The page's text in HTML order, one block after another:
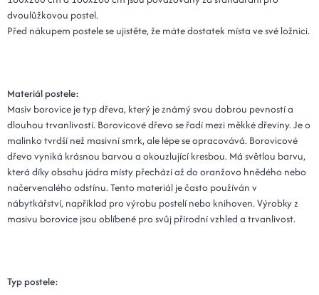
dvoulůžkovou postel.
Před nákupem postele se ujistěte, že máte dostatek místa ve své ložnici.
Materiál postele:
Masiv borovice je typ dřeva, který je známý svou dobrou pevností a
dlouhou trvanlivostí. Borovicové dřevo se řadí mezi měkké dřeviny. Je o
malinko tvrdší než masivní smrk, ale lépe se opracovává. Borovicové
dřevo vyniká krásnou barvou a okouzlující kresbou. Má světlou barvu,
která díky obsahu jádra místy přechází až do oranžovo hnědého nebo
načervenalého odstínu. Tento materiál je často používán v
nábytkářství, například pro výrobu postelí nebo knihoven. Výrobky z
masivu borovice jsou oblíbené pro svůj přírodní vzhled a trvanlivost.
Typ postele: